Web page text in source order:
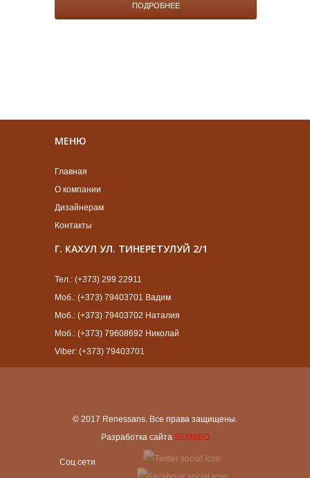
ПОДРОБНЕЕ
МЕНЮ
Главная
О компании
Дизайнерам
Контакты
Г. КАХУЛ УЛ. ТИНЕРЕТУЛУЙ 2/1
Тел.: (+373) 299 22911
Моб.: (+373) 79403701 Вадим
Моб.: (+373) 79403702 Наталия
Моб.: (+373) 79608692 Николай
Viber: (+373) 79403701
© 2017 Renessans. Все права защищены.
Разработка сайта SEMSEO
Cоц сети